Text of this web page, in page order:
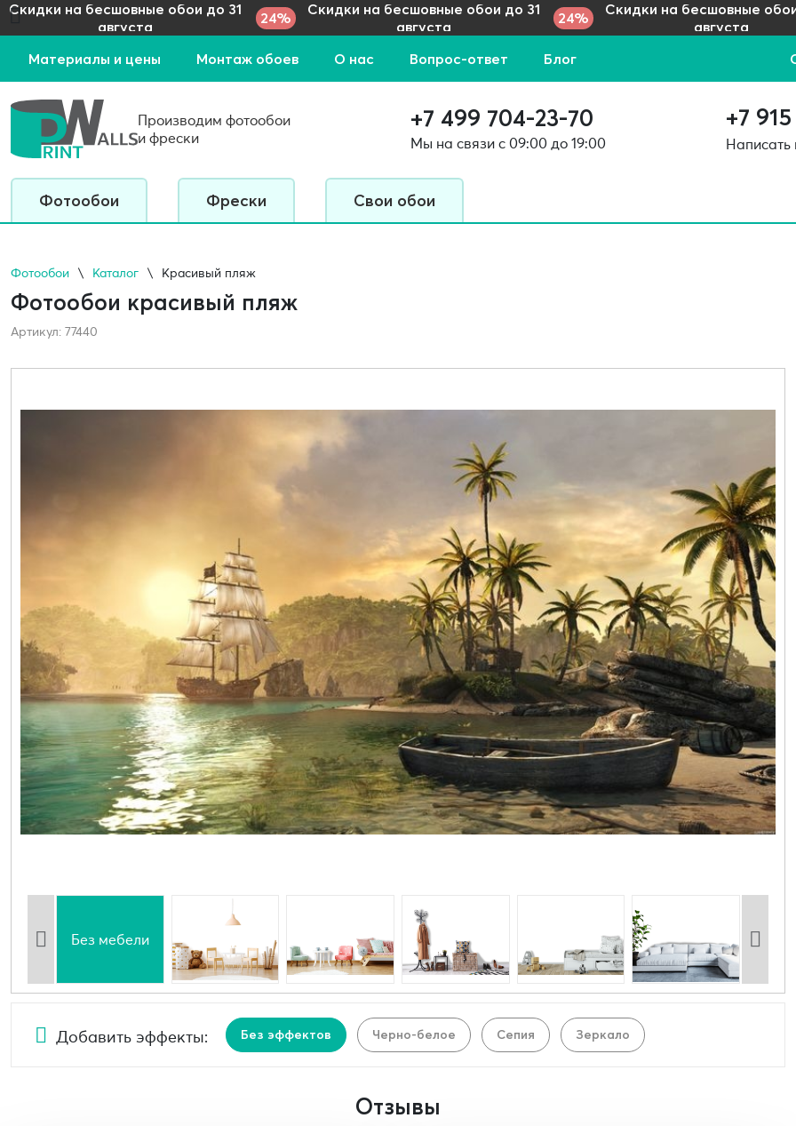
Скидки на бесшовные обои до 31
августа
24%
Скидки на бесшовные обои до 31
августа
24%
Скидки на бесшовные
августа
Материалы и цены Монтаж обоев О нас Вопрос-ответ Блог
Производим фотообои
и фрески
+7 499 704-23-70
Мы на связи с 09:00 до 19:00
+7
Написать
Фотообои Фрески Свои обои
Фотообои Каталог Красивый пляж
Фотообои красивый пляж
Артикул: 77440
Без мебели
Добавить эффекты: Без эффектов Черно-белое Сепия Зеркало
Отзывы